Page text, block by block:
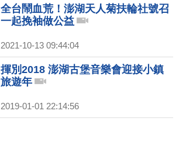
全台鬧血荒！澎湖天人菊扶輪社號召
一起挽袖做公益
2021-10-13 09:44:04
揮別2018 澎湖古堡音樂會迎接小鎮
旅遊年
2019-01-01 22:14:56